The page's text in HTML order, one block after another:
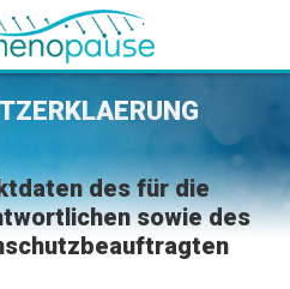
des für die
sowie des